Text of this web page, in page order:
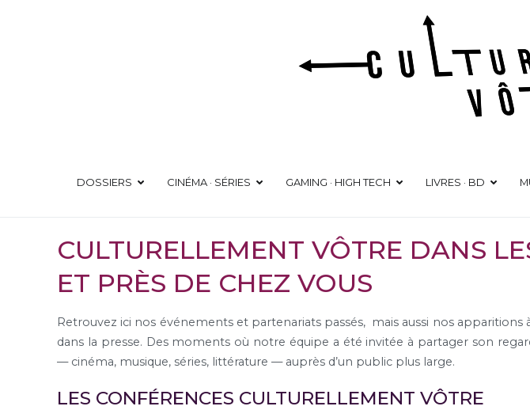
DOSSIERS CINÉMA · SÉRIES GAMING · HIGH TECH LIVRES · BD
CULTURELLEMENT VÔTRE DANS
ET PRÈS DE CHEZ VOUS
Retrouvez ici nos événements et partenariats passés, mais aussi nos apparitions
dans la presse. Des moments où notre équipe a été invitée à partager son
— cinéma, musique, séries, littérature — auprès d’un public plus large.
LES CONFÉRENCES CULTURELLEMENT VÔTRE